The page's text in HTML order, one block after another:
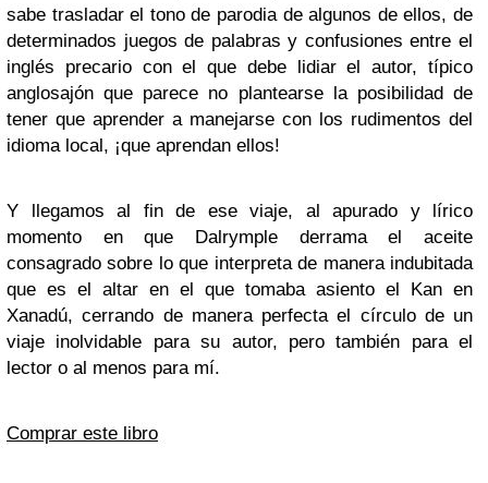
sabe trasladar el tono de parodia de algunos de ellos, de
determinados juegos de palabras y confusiones entre el
inglés precario con el que debe lidiar el autor, típico
anglosajón que parece no plantearse la posibilidad de
tener que aprender a manejarse con los rudimentos del
idioma local, ¡que aprendan ellos!
Y llegamos al fin de ese viaje, al apurado y lírico
momento en que Dalrymple derrama el aceite
consagrado sobre lo que interpreta de manera indubitada
que es el altar en el que tomaba asiento el Kan en
Xanadú, cerrando de manera perfecta el círculo de un
viaje inolvidable para su autor, pero también para el
lector o al menos para mí.
Comprar este libro